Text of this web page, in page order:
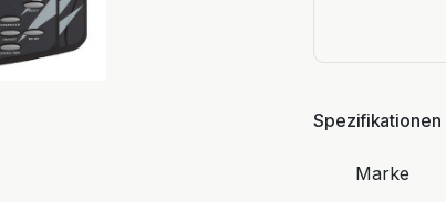
Spezifikationen
Marke